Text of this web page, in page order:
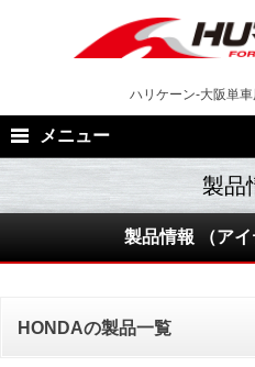
ハリケーン-大阪単
メニュー
製品情報 （ア
HONDAの製品一覧